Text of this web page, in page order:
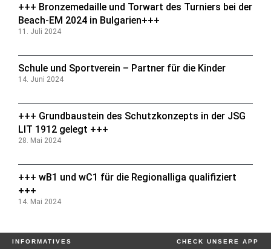
+++ Bronzemedaille und Torwart des Turniers bei der
Beach-EM 2024 in Bulgarien+++
11. Juli 2024
Schule und Sportverein – Partner für die Kinder
14. Juni 2024
+++ Grundbaustein des Schutzkonzepts in der JSG
LIT 1912 gelegt +++
28. Mai 2024
+++ wB1 und wC1 für die Regionalliga qualifiziert
+++
14. Mai 2024
INFORMATIVES CHECK UNSERE APP